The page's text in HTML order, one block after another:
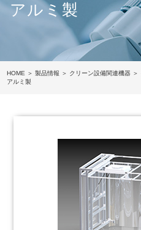
アルミ製
HOME ＞製品情報 ＞ クリーン設備関連機器 ＞
アルミ製